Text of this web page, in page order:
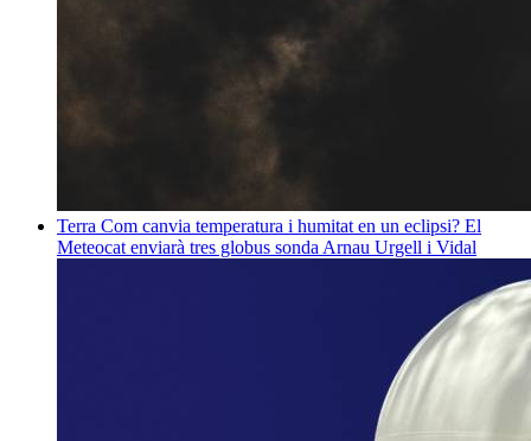
Terra Com canvia temperatura i humitat en un eclipsi? El
Meteocat enviarà tres globus sonda Arnau Urgell i Vidal